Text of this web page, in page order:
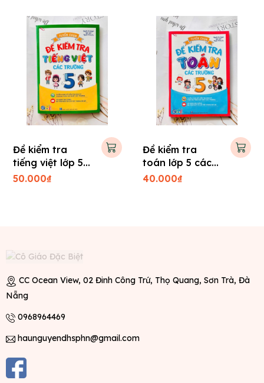
Đề kiểm tra
tiếng việt lớp 5
các trường
50.000₫
Đề kiểm tra
toán lớp 5 các
trường
40.000₫
CC Ocean View, 02 Đinh Công Trứ, Thọ Quang, Sơn Trà, Đà
Nẵng
0968964469
haunguyendhsphn@gmail.com